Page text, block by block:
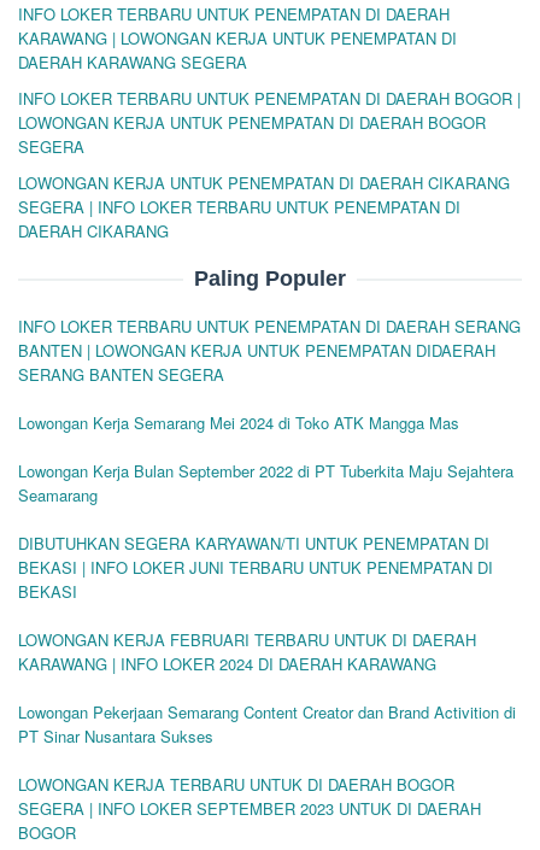
INFO LOKER TERBARU UNTUK PENEMPATAN DI DAERAH
KARAWANG | LOWONGAN KERJA UNTUK PENEMPATAN DI
DAERAH KARAWANG SEGERA
INFO LOKER TERBARU UNTUK PENEMPATAN DI DAERAH BOGOR |
LOWONGAN KERJA UNTUK PENEMPATAN DI DAERAH BOGOR
SEGERA
LOWONGAN KERJA UNTUK PENEMPATAN DI DAERAH CIKARANG
SEGERA | INFO LOKER TERBARU UNTUK PENEMPATAN DI
DAERAH CIKARANG
Paling Populer
INFO LOKER TERBARU UNTUK PENEMPATAN DI DAERAH SERANG
BANTEN | LOWONGAN KERJA UNTUK PENEMPATAN DIDAERAH
SERANG BANTEN SEGERA
Lowongan Kerja Semarang Mei 2024 di Toko ATK Mangga Mas
Lowongan Kerja Bulan September 2022 di PT Tuberkita Maju Sejahtera
Seamarang
DIBUTUHKAN SEGERA KARYAWAN/TI UNTUK PENEMPATAN DI
BEKASI | INFO LOKER JUNI TERBARU UNTUK PENEMPATAN DI
BEKASI
LOWONGAN KERJA FEBRUARI TERBARU UNTUK DI DAERAH
KARAWANG | INFO LOKER 2024 DI DAERAH KARAWANG
Lowongan Pekerjaan Semarang Content Creator dan Brand Activition di
PT Sinar Nusantara Sukses
LOWONGAN KERJA TERBARU UNTUK DI DAERAH BOGOR
SEGERA | INFO LOKER SEPTEMBER 2023 UNTUK DI DAERAH
BOGOR